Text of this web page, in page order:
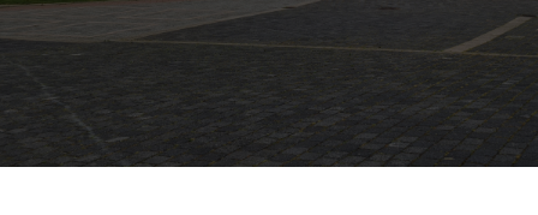
Terug naar alle artikelen